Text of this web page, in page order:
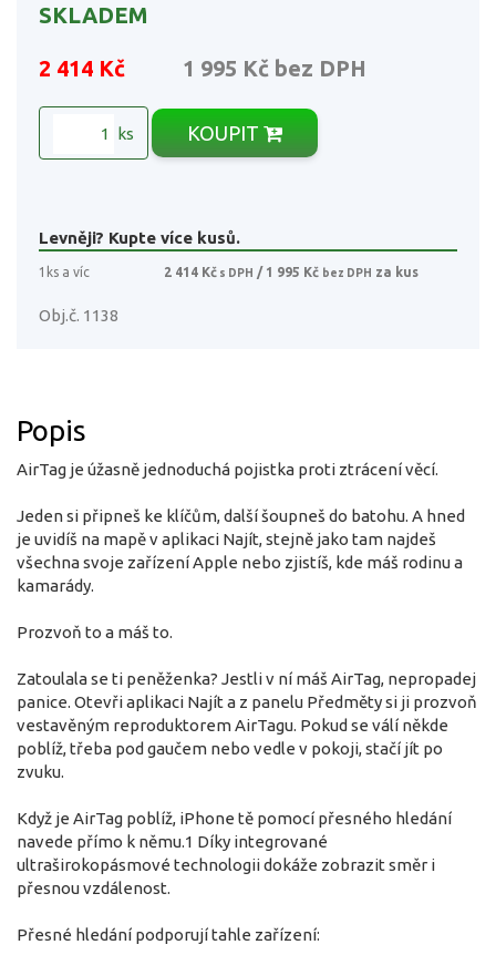
SKLADEM
2 414 Kč 1 995 Kč bez DPH
ks KOUPIT
Levněji? Kupte více kusů.
1ks a víc 2 414 Kč s DPH / 1 995 Kč bez DPH za kus
Obj.č. 1138
Popis
AirTag je úžasně jednoduchá pojistka proti ztrácení věcí.
Jeden si připneš ke klíčům, další šoupneš do batohu. A hned
je uvidíš na mapě v aplikaci Najít, stejně jako tam najdeš
všechna svoje zařízení Apple nebo zjistíš, kde máš rodinu a
kamarády.
Prozvoň to a máš to.
Zatoulala se ti peněženka? Jestli v ní máš AirTag, nepropadej
panice. Otevři aplikaci Najít a z panelu Předměty si ji prozvoň
vestavěným reproduktorem AirTagu. Pokud se válí někde
poblíž, třeba pod gaučem nebo vedle v pokoji, stačí jít po
zvuku.
Když je AirTag poblíž, iPhone tě pomocí přesného hledání
navede přímo k němu.1 Díky integrované
ultraširokopásmové technologii dokáže zobrazit směr i
přesnou vzdálenost.
Přesné hledání podporují tahle zařízení: